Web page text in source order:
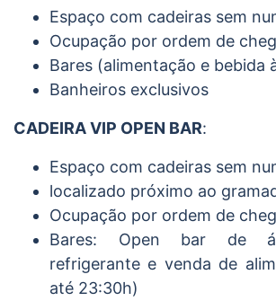
Espaço com cadeiras sem
Ocupação por ordem de
Bares (alimentação e bebida
Banheiros exclusivos
CADEIRA VIP OPEN BAR:
Espaço com cadeiras sem
localizado próximo ao
Ocupação por ordem de
Bares: Open bar de
refrigerante e venda de
até 23:30h)